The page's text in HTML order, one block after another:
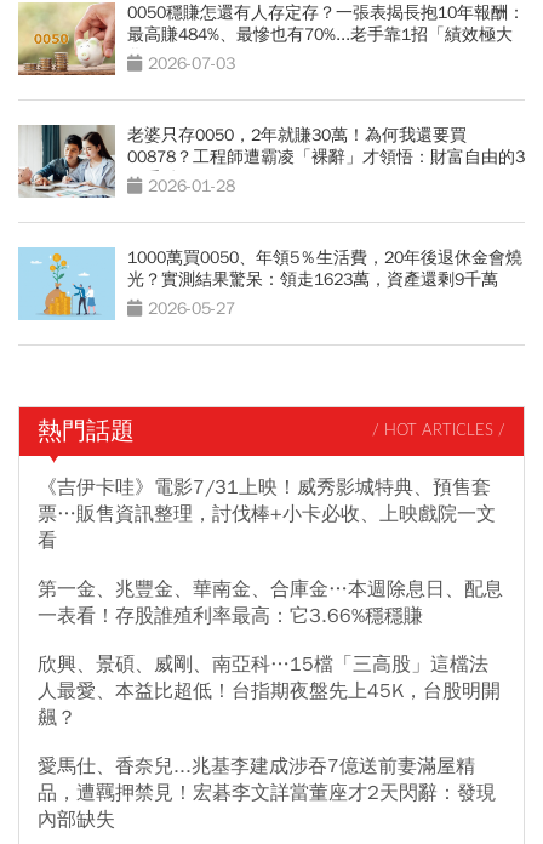
0050穩賺怎還有人存定存？一張表揭長抱10年報酬：
最高賺484%、最慘也有70%...老手靠1招「績效極大
化」2026-07-03
老婆只存0050，2年就賺30萬！為何我還要買
00878？工程師遭霸凌「裸辭」才領悟：財富自由的3
個重點
2026-01-28
1000萬買0050、年領5％生活費，20年後退休金會燒
光？實測結果驚呆：領走1623萬，資產還剩9千萬
2026-05-27
熱門話題 / HOT ARTICLES /
《吉伊卡哇》電影7/31上映！威秀影城特典、預售套
票…販售資訊整理，討伐棒+小卡必收、上映戲院一文
看
第一金、兆豐金、華南金、合庫金…本週除息日、配息
一表看！存股誰殖利率最高：它3.66%穩穩賺
欣興、景碩、威剛、南亞科…15檔「三高股」這檔法
人最愛、本益比超低！台指期夜盤先上45K，台股明開
飆？
愛馬仕、香奈兒...兆基李建成涉吞7億送前妻滿屋精
品，遭羈押禁見！宏碁李文詳當董座才2天閃辭：發現
內部缺失